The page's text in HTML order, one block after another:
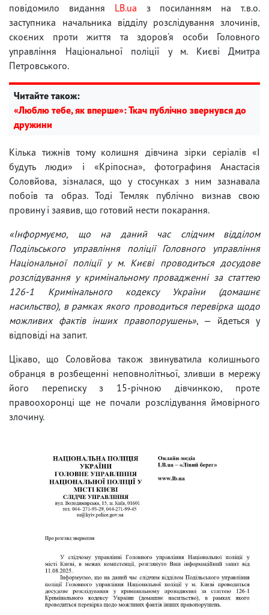
повідомило видання LB.ua з посиланням на т.в.о.
заступника начальника відділу розслідування злочинів,
скоєних проти життя та здоров'я особи Головного
управління Національної поліції у м. Києві Дмитра
Петровського.
Читайте також:
«Люблю тебе, як вперше»: Ткач публічно звернувся до
дружини
Кілька тижнів тому колишня дівчина зірки серіалів «І
будуть люди» і «Кріпосна», фотографиня Анастасія
Соловйова, зізналася, що у стосунках з ним зазнавала
побоїв та образ. Тоді Темляк публічно визнав свою
провину і заявив, що готовий нести покарання.
«Інформуємо, що на даний час слідчим відділом
Подільського управління поліції Головного управління
Національної поліції у м. Києві проводиться досудове
розслідування у кримінальному провадженні за статтею
126-1 Кримінального кодексу України (домашнє
насильство), в рамках якого проводиться перевірка щодо
можливих фактів інших правопорушень», — йдеться у
відповіді на запит.
Цікаво, що Соловйова також звинуватила колишнього
обранця в розбещенні неповнолітньої, зливши в мережу
його переписку з 15-річною дівчинкою, проте
правоохоронці ще не почали розслідування ймовірного
злочину.